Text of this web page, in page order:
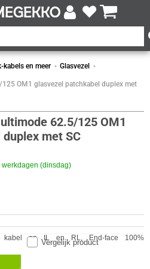
kabels en meer Glasvezel
OM1 glasvezel patchkabel duplex met
62.5/125 OM1
met SC
werkdagen (dinsdag)
Vergelijk product
kabel op IL en RL, End-face 100%